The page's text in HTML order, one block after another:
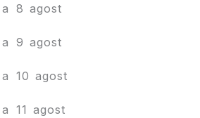
8 agost
9 agost
10 agost
11 agost